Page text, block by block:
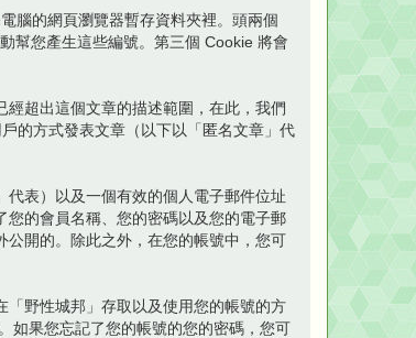
腦的網頁瀏覽器暫存資料夾裡。頭兩個
幫您產生這些編號。第三個 Cookie 將會
超出這個文章的描述範圍，在此，我們
的方式發表文章（以下以「匿名文章」代
表）以及一個有效的個人電子郵件位址
您的會員名稱、您的密碼以及您的電子郵
開的。除此之外，在您的帳號中，您可
野性城邦」存取以及使用您的帳號的方
如果您忘記了您的帳號的您的密碼，您可